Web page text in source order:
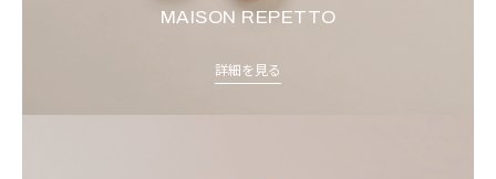
MAISON REPETTO
詳細を見る